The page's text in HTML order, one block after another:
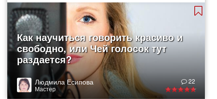
Как научиться говорить красиво и
свободно, или Чей голосок тут
раздается?
Людмила Есипова
Мастер
22